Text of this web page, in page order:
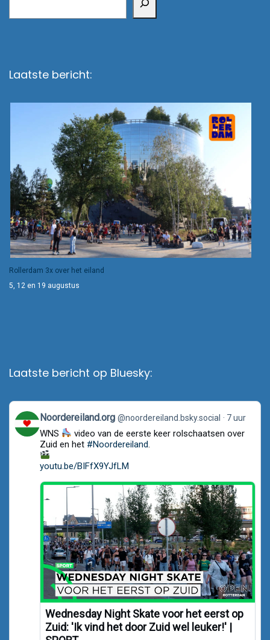
Laatste bericht:
Rollerdam 3x over het eiland
5, 12 en 19 augustus
Laatste bericht op Bluesky:
View
post
by
Noordereiland.org
Noordereiland.org @noordereiland.bsky.social 7 uur
WNS
video van de eerste keer rolschaatsen over
Zuid en het #Noordereiland
youtu.be/BIFfX9YJfLM
Wednesday Night Skate voor het eerst op
Zuid: 'Ik vind het door Zuid wel leuker!' |